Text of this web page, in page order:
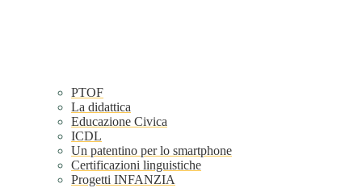
PTOF
La didattica
Educazione Civica
ICDL
Un patentino per lo smartphone
Certificazioni linguistiche
Progetti INFANZIA